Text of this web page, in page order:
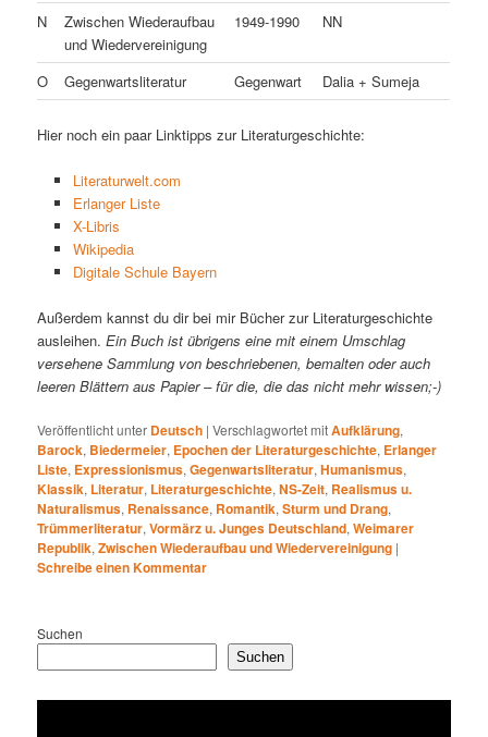
N
Zwischen Wiederaufbau
und Wiedervereinigung
1949-1990 NN
O Gegenwartsliteratur Gegenwart Dalia + Sumeja
Hier noch ein paar Linktipps zur Literaturgeschichte:
Literaturwelt.com
Erlanger Liste
X-Libris
Wikipedia
Digitale Schule Bayern
Außerdem kannst du dir bei mir Bücher zur Literaturgeschichte
ausleihen.Ein Buch ist übrigens eine mit einem Umschlag
versehene Sammlung von beschriebenen, bemalten oder auch
leeren Blättern aus Papier – für die, die das nicht mehr wissen;-)
Veröffentlicht unter Deutsch |Verschlagwortet mitAufklärung,
Barock, Biedermeier, Epochen der Literaturgeschichte, Erlanger
Liste, Expressionismus,Gegenwartsliteratur,Humanismus,
Klassik, Literatur, Literaturgeschichte,NS-Zeit, Realismus u.
Naturalismus, Renaissance, Romantik,Sturm und Drang,
Trümmerliteratur,Vormärz u. Junges Deutschland,Weimarer
Republik,Zwischen Wiederaufbau und Wiedervereinigung |
Schreibe einen Kommentar
Suchen
Suchen